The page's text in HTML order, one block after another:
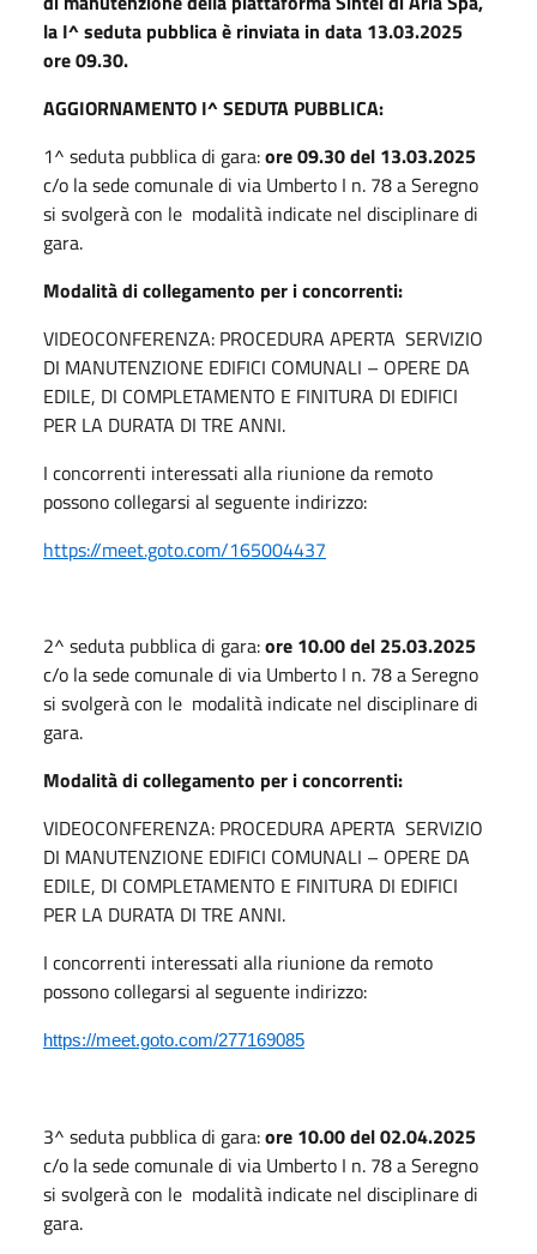
la I^ seduta pubblica è rinviata in data 13.03.2025
ore 09.30.
AGGIORNAMENTO I^ SEDUTA PUBBLICA:
1^ seduta pubblica di gara:ore 09.30 del 13.03.2025
c/o la sede comunale di via Umberto I n. 78 a Seregno
si svolgerà con le modalità indicate nel disciplinare di
gara.
Modalità di collegamento per i concorrenti:
VIDEOCONFERENZA: PROCEDURA APERTA SERVIZIO
DI MANUTENZIONE EDIFICI COMUNALI – OPERE DA
EDILE, DI COMPLETAMENTO E FINITURA DI EDIFICI
PER LA DURATA DI TRE ANNI.
I concorrenti interessati alla riunione da remoto
possono collegarsi al seguente indirizzo:
https://meet.goto.com/165004437
2^ seduta pubblica di gara:ore 10.00 del 25.03.2025
c/o la sede comunale di via Umberto I n. 78 a Seregno
si svolgerà con le modalità indicate nel disciplinare di
gara.
Modalità di collegamento per i concorrenti:
VIDEOCONFERENZA: PROCEDURA APERTA SERVIZIO
DI MANUTENZIONE EDIFICI COMUNALI – OPERE DA
EDILE, DI COMPLETAMENTO E FINITURA DI EDIFICI
PER LA DURATA DI TRE ANNI.
I concorrenti interessati alla riunione da remoto
possono collegarsi al seguente indirizzo:
https://meet.goto.com/277169085
3^ seduta pubblica di gara:ore 10.00 del 02.04.2025
c/o la sede comunale di via Umberto I n. 78 a Seregno
si svolgerà con le modalità indicate nel disciplinare di
gara.